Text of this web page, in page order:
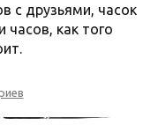
с друзьями, часок
часов, как того